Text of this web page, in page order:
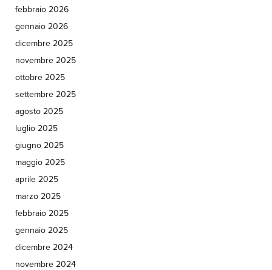
febbraio 2026
gennaio 2026
dicembre 2025
novembre 2025
ottobre 2025
settembre 2025
agosto 2025
luglio 2025
giugno 2025
maggio 2025
aprile 2025
marzo 2025
febbraio 2025
gennaio 2025
dicembre 2024
novembre 2024